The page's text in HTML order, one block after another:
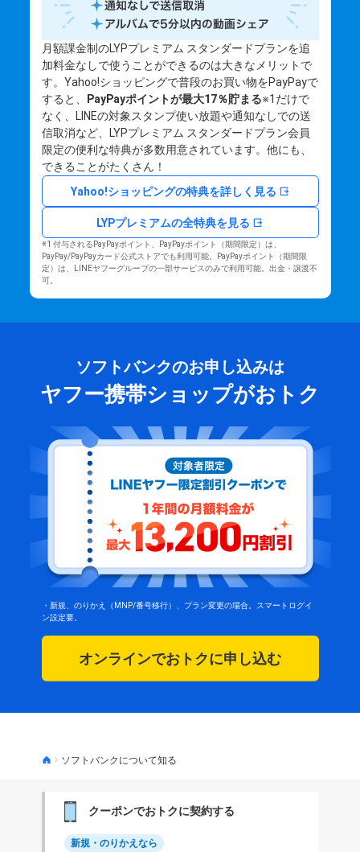
月額課金制のLYPプレミアム スタンダードプランを追
加料金なしで使うことができるのは大きなメリットで
す。Yahoo!ショッピングで普段のお買い物をPayPayで
すると、
PayPayポイントが最大17％貯まる※1だけで
なく、LINEの対象スタンプ使い放題や通知なしでの送
信取消など、LYPプレミアム スタンダードプラン会員
限定の便利な特典が多数用意されています。他にも、
できることがたくさん！
Yahoo!ショッピングの特典を詳しく見る
LYPプレミアムの全特典を見る
※1 付与されるPayPayポイント、PayPayポイント（期間限定）は、
PayPay/PayPayカード公式ストアでも利用可能。PayPayポイント（期間限
定）は、LINEヤフーグループの一部サービスのみで利用可能。出金・譲渡不
可。
ソフトバンクのお申し込みは
ヤフー携帯ショップがおトク
・新規、のりかえ（MNP/番号移行）、プラン変更の場合。スマートログイ
ン設定要。
オンラインでおトクに申し込む
ソフトバンクについて知る
クーポンでおトクに契約する
新規・のりかえなら